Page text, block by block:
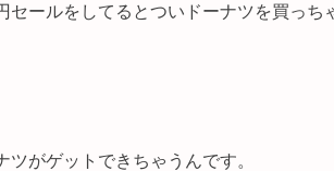
ールをしてるとついドーナツを買っち
がゲットできちゃうんです。